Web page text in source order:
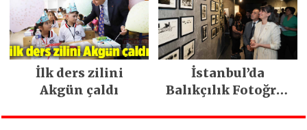
İlk ders zilini
Akgün çaldı
İstanbul’da
Balıkçılık Fotoğraf